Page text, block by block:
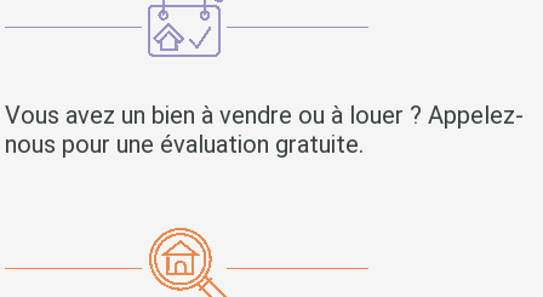
Vous avez un bien à vendre ou à louer ? Appelez-
nous pour une évaluation gratuite.